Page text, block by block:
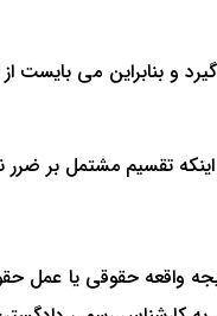
و بنابراین می بایست
تقسیم مشتمل بر ضرر
واقعه حقوقی یا